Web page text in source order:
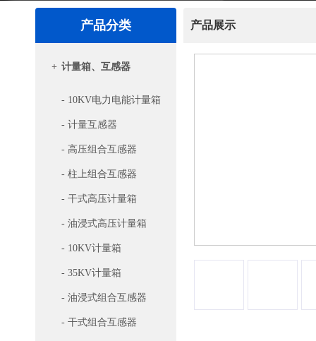
产品分类
+ 计量箱、互感器
- 10KV电力电能计量箱
- 计量互感器
- 高压组合互感器
- 柱上组合互感器
- 干式高压计量箱
- 油浸式高压计量箱
- 10KV计量箱
- 35KV计量箱
- 油浸式组合互感器
- 干式组合互感器
产品展示